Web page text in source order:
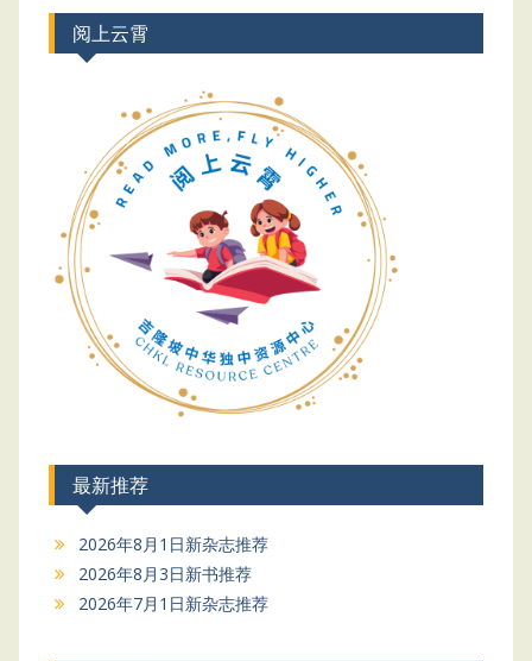
阅上云霄
最新推荐
2026年8月1日新杂志推荐
2026年8月3日新书推荐
2026年7月1日新杂志推荐